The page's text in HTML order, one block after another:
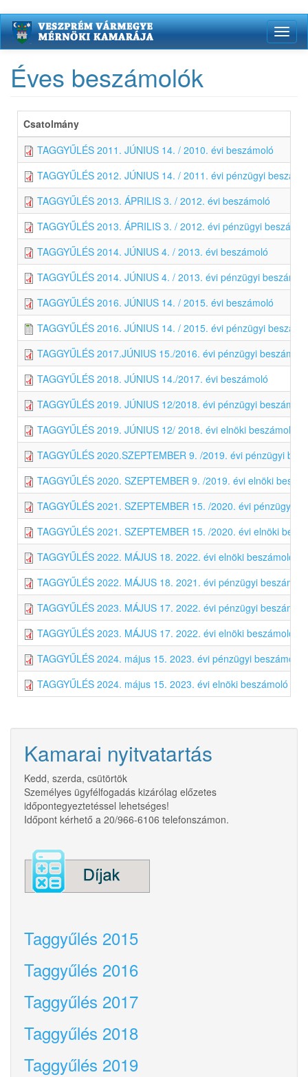
Ugrás
a
tartalomra
Éves beszámolók
Csatolmány
TAGGYŰLÉS 2011. JÚNIUS 14. / 2010. évi beszámoló
TAGGYŰLÉS 2012. JÚNIUS 14. / 2011. évi pénzügyi
TAGGYŰLÉS 2013. ÁPRILIS 3. / 2012. évi beszámoló
TAGGYŰLÉS 2013. ÁPRILIS 3. / 2012. évi pénzügyi
TAGGYŰLÉS 2014. JÚNIUS 4. / 2013. évi beszámoló
TAGGYŰLÉS 2014. JÚNIUS 4. / 2013. évi pénzügyi
TAGGYŰLÉS 2016. JÚNIUS 14. / 2015. évi beszámoló
TAGGYŰLÉS 2016. JÚNIUS 14. / 2015. évi pénzügyi
TAGGYŰLÉS 2017.JÚNIUS 15./2016. évi pénzügyi beszámoló
TAGGYŰLÉS 2018. JÚNIUS 14./2017. évi beszámoló
TAGGYŰLÉS 2019. JÚNIUS 12/2018. évi pénzügyi beszámoló
TAGGYŰLÉS 2019. JÚNIUS 12/ 2018. évi elnöki beszámoló
TAGGYŰLÉS 2020.SZEPTEMBER 9. /2019. évi pénzügyi
TAGGYŰLÉS 2020. SZEPTEMBER 9. /2019. évi elnöki
TAGGYŰLÉS 2021. SZEPTEMBER 15. /2020. évi pénzügyi
TAGGYŰLÉS 2021. SZEPTEMBER 15. /2020. évi elnöki
TAGGYŰLÉS 2022. MÁJUS 18. 2022. évi elnöki beszámoló
TAGGYŰLÉS 2022. MÁJUS 18. 2021. évi pénzügyi beszámoló
TAGGYŰLÉS 2023. MÁJUS 17. 2022. évi pénzügyi beszámoló
TAGGYŰLÉS 2023. MÁJUS 17. 2022. évi elnöki beszámoló
TAGGYŰLÉS 2024. május 15. 2023. évi pénzügyi beszámoló
TAGGYŰLÉS 2024. május 15. 2023. évi elnöki beszámoló
Kamarai nyitvatartás
Kedd, szerda, csütörtök
Személyes ügyfélfogadás kizárólag előzetes
időpontegyeztetéssel lehetséges!
Időpont kérhető a 20/966-6106 telefonszámon.
Taggyűlés 2015
Taggyűlés 2016
Taggyűlés 2017
Taggyűlés 2018
Taggyűlés 2019